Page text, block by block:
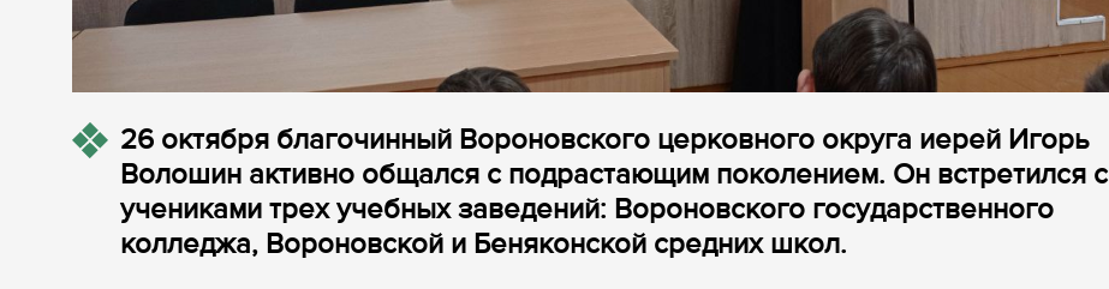
26 октября благочинный Вороновского церковного округа иерей Игорь
Волошин активно общался с подрастающим поколением. Он встретился с
учениками трех учебных заведений: Вороновского государственного
колледжа, Вороновской и Беняконской средних школ.